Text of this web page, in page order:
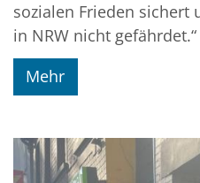
sozialen Frieden sichert
in NRW nicht
Mehr